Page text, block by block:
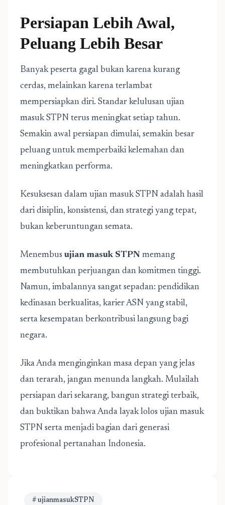
Persiapan Lebih Awal,
Peluang Lebih Besar
Banyak peserta gagal bukan karena kurang
cerdas, melainkan karena terlambat
mempersiapkan diri. Standar kelulusan ujian
masuk STPN terus meningkat setiap tahun.
Semakin awal persiapan dimulai, semakin besar
peluang untuk memperbaiki kelemahan dan
meningkatkan performa.
Kesuksesan dalam ujian masuk STPN adalah hasil
dari disiplin, konsistensi, dan strategi yang tepat,
bukan keberuntungan semata.
Menembus ujian masuk STPN memang
membutuhkan perjuangan dan komitmen tinggi.
Namun, imbalannya sangat sepadan: pendidikan
kedinasan berkualitas, karier ASN yang stabil,
serta kesempatan berkontribusi langsung bagi
negara.
Jika Anda menginginkan masa depan yang jelas
dan terarah, jangan menunda langkah. Mulailah
persiapan dari sekarang, bangun strategi terbaik,
dan buktikan bahwa Anda layak lolos ujian masuk
STPN serta menjadi bagian dari generasi
profesional pertanahan Indonesia.
# ujianmasukSTPN